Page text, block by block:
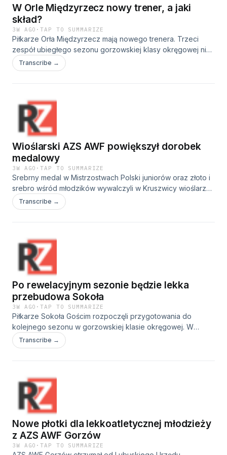
W Orle Międzyrzecz nowy trener, a jaki
skład?
3W AGO ·TAP TO SUMMARIZE
Piłkarze Orła Międzyrzecz mają nowego trenera. Trzeci
zespół ubiegłego sezonu gorzowskiej klasy okręgowej nie
poprowadzi już Dariusz Borowy. Zastąpił go Radosław
Kamiński, dotychczasowy szkoleniowiec Warty Słońsk.
Transcribe →
Wioślarski AZS AWF powiększył dorobek
medalowy
3W AGO ·TAP TO SUMMARIZE
Srebrny medal w Mistrzostwach Polski juniorów oraz złoto i
srebro wśród młodzików wywalczyli w Kruszwicy wioślarze
AZS AWF Gorzów. Trener Piotr Basta podkreśla, że w
mistrzostwach juniorów rywalizacja stała na bardzo wysokim
Transcribe →
Po rewelacyjnym sezonie będzie lekka
przebudowa Sokoła
3W AGO ·TAP TO SUMMARIZE
Piłkarze Sokoła Gościm rozpoczęli przygotowania do
kolejnego sezonu w gorzowskiej klasie okręgowej. W
składzie drużyny dojdzie do kilku zmian. Trener Sokoła
Łukasz Szafrański nie ukrywa, że 6. miejsce wywalczone w
Transcribe →
Nowe płotki dla lekkoatletycznej młodzieży
z AZS AWF Gorzów
3W AGO ·TAP TO SUMMARIZE